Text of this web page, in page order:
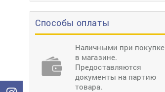
Способы оплаты
Наличными при покупке
в магазине.
Предоставляются
документы на партию
товара.